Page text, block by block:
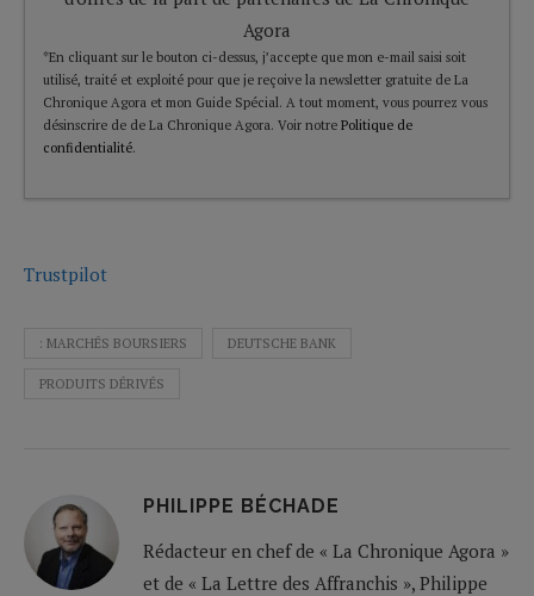
Agora
*En cliquant sur le bouton ci-dessus, j’accepte que mon e-mail saisi soit
utilisé, traité et exploité pour que je reçoive la newsletter gratuite de La
Chronique Agora et mon Guide Spécial. A tout moment, vous pourrez vous
désinscrire de de La Chronique Agora. Voir notre Politique de
confidentialité.
Trustpilot
: MARCHÉS BOURSIERS DEUTSCHE BANK
PRODUITS DÉRIVÉS
PHILIPPE BÉCHADE
Rédacteur en chef de « La Chronique Agora »
et de « La Lettre des Affranchis », Philippe